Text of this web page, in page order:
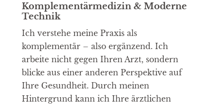
Komplementärmedizin & Moderne
Technik
Ich verstehe meine Praxis als
komplementär – also ergänzend. Ich
arbeite nicht gegen Ihren Arzt, sondern
blicke aus einer anderen Perspektive auf
Ihre Gesundheit. Durch meinen
Hintergrund kann ich Ihre ärztlichen